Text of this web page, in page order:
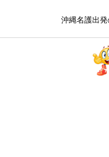
沖縄名護出